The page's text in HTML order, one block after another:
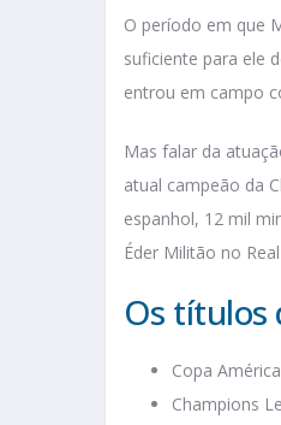
O período em que
suficiente para ele
entrou em campo
Mas falar da
atual campeão da
espanhol, 12 mil
Éder Militão no
Os títulos
Copa
Champions